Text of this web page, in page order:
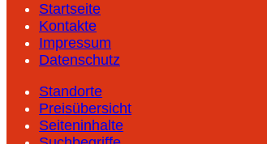
Startseite
Kontakte
Impressum
Datenschutz
Standorte
Preisübersicht
Seiteninhalte